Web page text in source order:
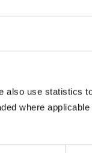
also use statistics
where